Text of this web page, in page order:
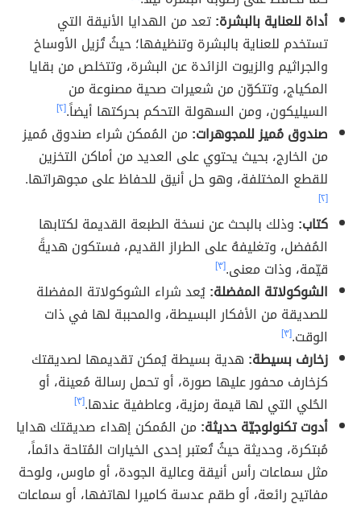
أداة للعناية بالبشرة:تعد من الهدايا الأنيقة التي
تستخدم للعناية بالبشرة وتنظيفها؛ حيثُ تُزيل الأوساخ
والجراثيم والزيوت الزائدة عن البشرة، وتتخلص من بقايا
المكياج، وتتكوّن من شعيرات صحية مصنوعة من
السيليكون، ومن السهولة التحكم بحركتها أيضاً.[٢]
صندوق مُميز للمجوهرات: من المُمكن شراء صندوق مُميز
من الخارج، بحيث يحتوي على العديد من أماكن التخزين
للقطع المختلفة، وهو حل أنيق للحفاظ على مجوهراتها.
[٢]
كتاب: وذلك بالبحث عن نسخة الطبعة القديمة لكتابها
المُفضل، وتغليفهُ على الطراز القديم، فستكون هديةً
قيّمة، وذات معنى.[٣]
الشوكولاتة المفضلة:يُعد شراء الشوكولاتة المفضلة
للصديقة من الأفكار البسيطة، والمحببة لها في ذات
الوقت.[٣]
زخارف بسيطة: هدية بسيطة يُمكن تقديمها لصديقتك
كزخارف محفور عليها صورة، أو تحمل رسالة مُعينة، أو
الحُلي التي لها قيمة رمزية، وعاطفية عندها.[٣]
أدوت تكنولوجيّة حديثة: من المُمكن إهداء صديقتك هدايا
مُبتكرة، وحديثة حيثُ تُعتبر إحدى الخيارات المُتاحة دائماً،
مثل سماعات رأس أنيقة وعالية الجودة، أو ماوس، ولوحة
مفاتيح رائعة، أو طقم عدسة كاميرا لهاتفها، أو سماعات